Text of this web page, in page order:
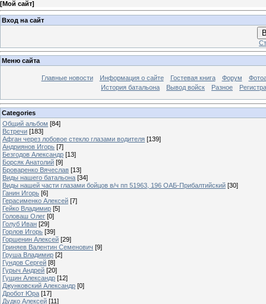
[Мой сайт]
Вход на сайт
Меню сайта
Главные новости Информация о сайте Гостевая книга Форум
История батальона
Вывод войск Разное
Categories
Общий альбом [84]
Встречи [183]
Афган через лобовое стекло глазами водителя [139]
Андриянов Игорь [7]
Безгодов Александр [13]
Борсяк Анатолий [9]
Броваренко Вячеслав [13]
Виды нашего батальона [34]
Виды нашей части глазами бойцов в/ч пп 51963, 196 ОАБ-Прибалтийский [30]
Ганин Игорь [6]
Герасименко Алексей [7]
Гейко Владимир [5]
Головаш Олег [0]
Голуб Иван [29]
Горлов Игорь [39]
Горшенин Алексей [29]
Гриняев Валентин Семенович [9]
Груша Владимир [2]
Гундов Сергей [8]
Гурыч Андрей [20]
Гущин Александр [12]
Джунковский Александр [0]
Дробот Юра [17]
Дудко Алексей [11]